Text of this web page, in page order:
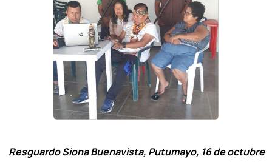
Resguardo Siona Buenavista, Putumayo, 16de octubre